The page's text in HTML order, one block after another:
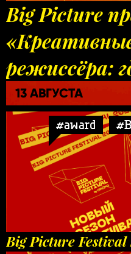
Big Picture
режиссёра:
13 АВГУСТА
#award
Big Picture Festival